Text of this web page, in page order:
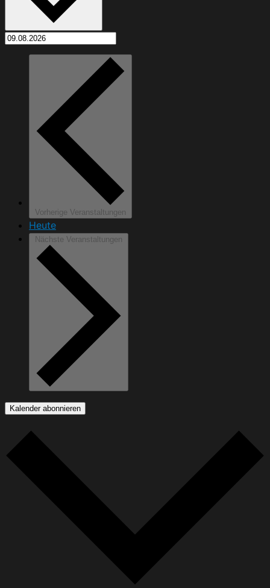
Vorherige Veranstaltungen
Heute
Nächste Veranstaltungen
Kalender abonnieren